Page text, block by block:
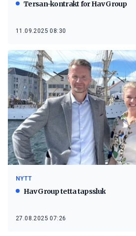
Tersan-kontrakt for Hav Group
11.09.2025 08:30
NYTT
Hav Group tetta tapssluk
27.08.2025 07:26